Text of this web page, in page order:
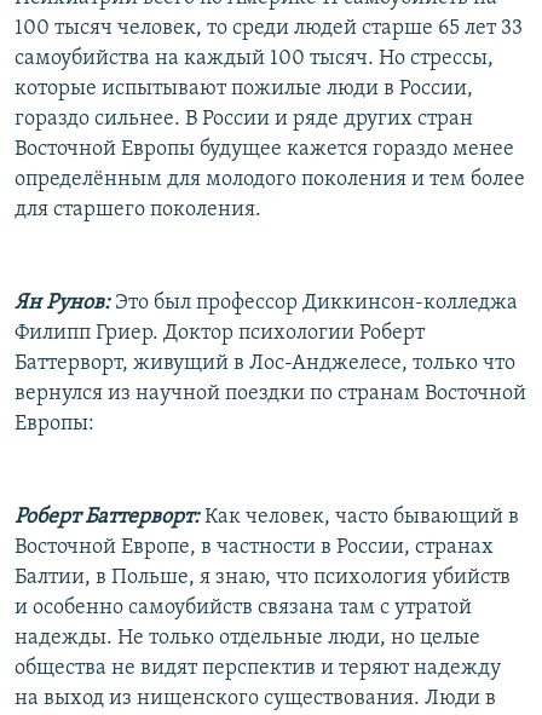
100 тысяч человек, то среди людей старше 65 лет 33
самоубийства на каждый 100 тысяч. Но стрессы,
которые испытывают пожилые люди в России,
гораздо сильнее. В России и ряде других стран
Восточной Европы будущее кажется гораздо менее
определённым для молодого поколения и тем более
для старшего поколения.
Ян Рунов:Это был профессор Диккинсон-колледжа
Филипп Гриер. Доктор психологии Роберт
Баттерворт, живущий в Лос-Анджелесе, только что
вернулся из научной поездки по странам Восточной
Европы:
Роберт Баттерворт:Как человек, часто бывающий в
Восточной Европе, в частности в России, странах
Балтии, в Польше, я знаю, что психология убийств
и особенно самоубийств связана там с утратой
надежды. Не только отдельные люди, но целые
общества не видят перспектив и теряют надежду
на выход из нищенского существования. Люди в